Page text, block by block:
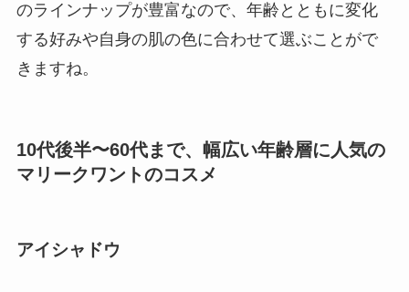
のラインナップが豊富なので、年齢とともに変化
する好みや自身の肌の色に合わせて選ぶことがで
きますね。
10代後半〜60代まで、幅広い年齢層に人気の
マリークワントのコスメ
アイシャドウ